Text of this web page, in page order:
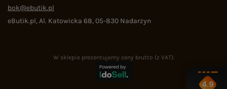
bok@ebutik.pl
eButik.pl,Al. Katowicka 68,05-830 Nadarzyn
W sklepie prezentujemy ceny brutto (z VAT).
4.9